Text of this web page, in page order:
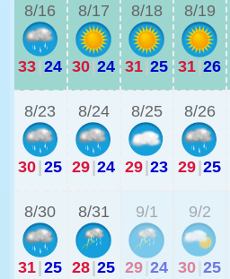
8/16
33 24
8/17
30 24
8/18
31 25
8/19
31 26
8/23
30 25
8/24
29 24
8/25
29 23
8/26
29 25
8/30
31 25
8/31
28 25
9/1
29 24
9/2
30 25